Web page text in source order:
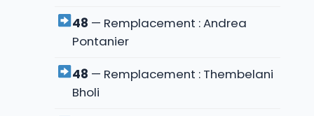
48 — Remplacement : Andrea
Pontanier
48 — Remplacement : Thembelani
Bholi